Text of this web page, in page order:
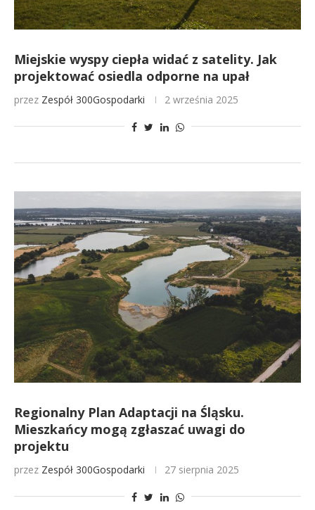
Miejskie wyspy ciepła widać z satelity. Jak
projektować osiedla odporne na upał
przez Zespół 300Gospodarki 2 września 2025
Regionalny Plan Adaptacji na Śląsku.
Mieszkańcy mogą zgłaszać uwagi do
projektu
przez Zespół 300Gospodarki 27 sierpnia 2025